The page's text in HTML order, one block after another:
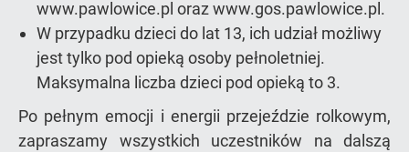
www.pawlowice.pl oraz www.gos.pawlowice.pl.
W przypadku dzieci do lat 13, ich udział możliwy
jest tylko pod opieką osoby pełnoletniej.
Maksymalna liczba dzieci pod opieką to 3.
Po pełnym emocji i energii przejeździe rolkowym,
zapraszamy wszystkich uczestników na dalszą